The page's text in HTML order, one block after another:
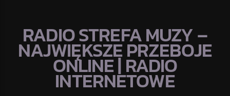
RADIO STREFA MUZY –
NAJWIĘKSZE PRZEBOJE
ONLINE | RADIO
INTERNETOWE